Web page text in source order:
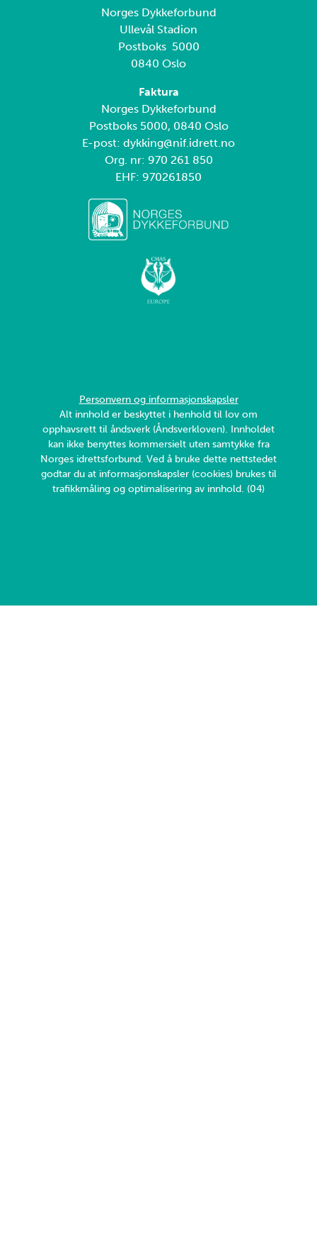
Norges Dykkeforbund
Ullevål Stadion
Postboks 5000
0840 Oslo
Faktura
Norges Dykkeforbund
Postboks 5000, 0840 Oslo
E-post: dykking@nif.idrett.no
Org. nr: 970 261 850
EHF: 970261850
Personvern og informasjonskapsler
Alt innhold er beskyttet i henhold til lov om
opphavsrett til åndsverk (Åndsverkloven). Innholdet
kan ikke benyttes kommersielt uten samtykke fra
Norges idrettsforbund. Ved å bruke dette nettstedet
godtar du at informasjonskapsler (cookies) brukes til
trafikkmåling og optimalisering av innhold. (04)